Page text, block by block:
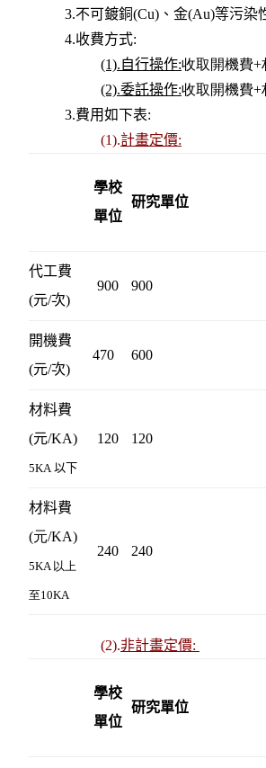
3.不可鍍銅(Cu)、金(Au)等污染
4.收費方式:
(1).自行操作:收取 開機費+
(2).委託操作:收取開機費+
3.費用如下表:
(1).計畫定價:
學校
單位
研究單位
代工費
(元/次)
900 900
開機費
(元/次)
470 600
材料費
(元/KA)
5KA以下
120 120
材料費
(元/KA)
5KA 以上
至10KA
240 240
(2).非計畫定價:
學校
單位
研究單位